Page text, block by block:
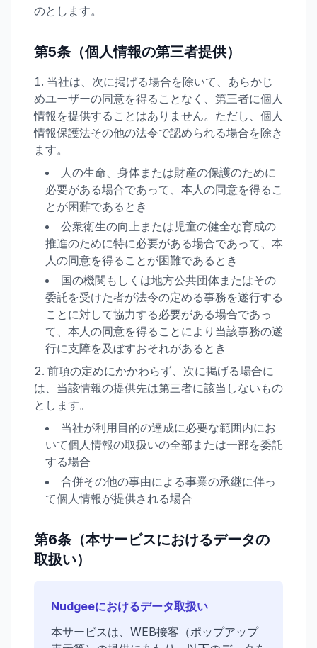
のとします。
第5条（個人情報の第三者提供）
当社は、次に掲げる場合を除いて、あらかじ
めユーザーの同意を得ることなく、第三者に個人
情報を提供することはありません。ただし、個人
情報保護法その他の法令で認められる場合を除き
ます。
人の生命、身体または財産の保護のために
必要がある場合であって、本人の同意を得るこ
とが困難であるとき
公衆衛生の向上または児童の健全な育成の
推進のために特に必要がある場合であって、本
人の同意を得ることが困難であるとき
国の機関もしくは地方公共団体またはその
委託を受けた者が法令の定める事務を遂行する
ことに対して協力する必要がある場合であっ
て、本人の同意を得ることにより当該事務の遂
行に支障を及ぼすおそれがあるとき
前項の定めにかかわらず、次に掲げる場合に
は、当該情報の提供先は第三者に該当しないもの
とします。
当社が利用目的の達成に必要な範囲内にお
いて個人情報の取扱いの全部または一部を委託
する場合
合併その他の事由による事業の承継に伴っ
て個人情報が提供される場合
第6条（本サービスにおけるデータの
取扱い）
Nudgeeにおけるデータ取扱い
本サービスは、WEB接客（ポップアップ